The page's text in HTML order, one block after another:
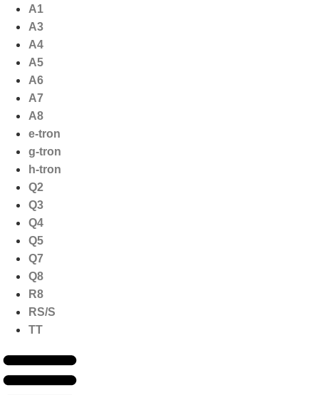
naar
inhoud
A1
A3
A4
A5
A6
A7
A8
e-tron
g-tron
h-tron
Q2
Q3
Q4
Q5
Q7
Q8
R8
RS/S
TT